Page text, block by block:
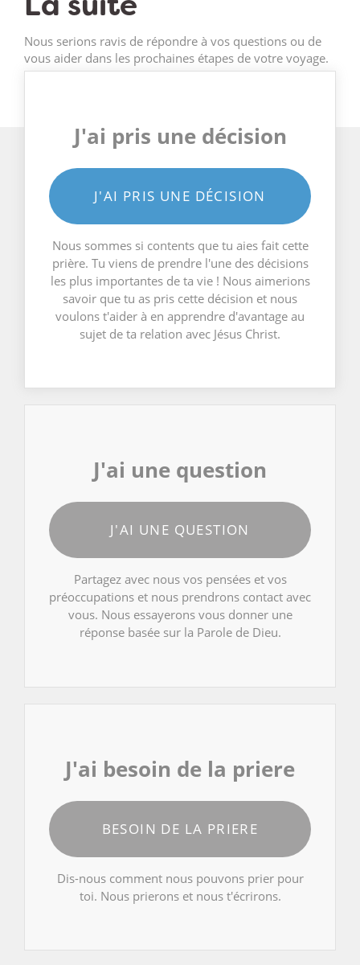
Nous serions ravis de répondre à vos questions ou de
vous aider dans les prochaines étapes de votre voyage.
J'ai pris une décision
J'AI PRIS UNE DÉCISION
Nous sommes si contents que tu aies fait cette
prière. Tu viens de prendre l'une des décisions
les plus importantes de ta vie ! Nous aimerions
savoir que tu as pris cette décision et nous
voulons t'aider à en apprendre d'avantage au
sujet de ta relation avec Jésus Christ.
J'ai une question
J'AI UNE QUESTION
Partagez avec nous vos pensées et vos
préoccupations et nous prendrons contact avec
vous. Nous essayerons vous donner une
réponse basée sur la Parole de Dieu.
J'ai besoin de la priere
BESOIN DE LA PRIERE
Dis-nous comment nous pouvons prier pour
toi. Nous prierons et nous t'écrirons.